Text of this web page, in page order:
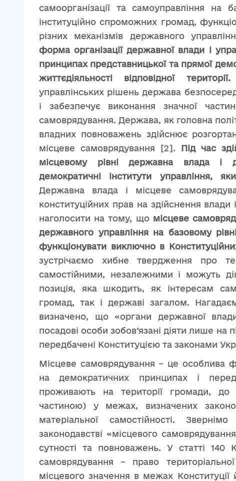
самоорганізації та самоуправління на
інституційно спроможних громад,
різних механізмів державного
форма організації державної влади і
принципах представницької та прямої
життєдіяльності відповідної території.
управлінських рішень держава
і забезпечує виконання значної
самоврядування. Держава, як головна
владних повноважень здійснює
місцеве самоврядування [2]. Під час
місцевому рівні державна влада і
демократичні інститути управління,
Державна влада і місцеве
конституційних прав на здійснення
наголосити на тому, що місцеве
державного управління на базовому
функціонувати виключно в
зустрічаємо хибне твердження про
самостійними, незалежними і можуть
позиція, яка шкодить, як інтересам
громад, так і державі загалом.
визначено, що «органи державної
посадові особи зобов’язані діяти лише
передбачені Конституцією та законами
Місцеве самоврядування – це особлива
на демократичних принципах і
проживають на території громади, до
частиною) у межах, визначених
матеріальної самостійності.
законодавстві «місцевого
сутності та повноважень. У статті 140
самоврядування – право
місцевого значення в межах Конституції